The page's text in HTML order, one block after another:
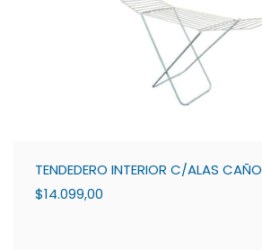
TENDEDERO INTERIOR C/ALAS CAÑO
$14.099,00